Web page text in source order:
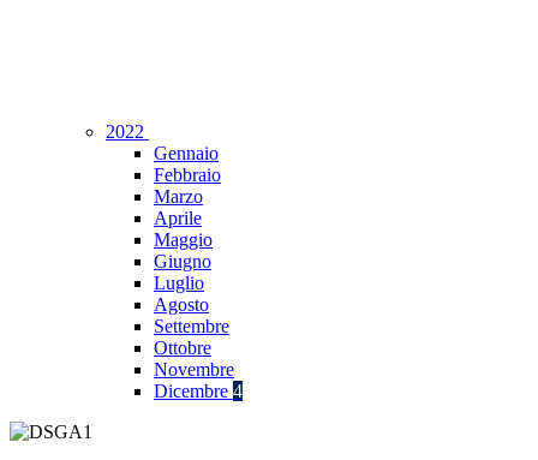
2022
Gennaio
Febbraio
Marzo
Aprile
Maggio
Giugno
Luglio
Agosto
Settembre
Ottobre
Novembre
Dicembre 4